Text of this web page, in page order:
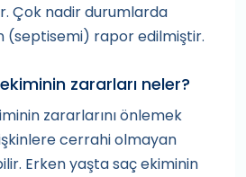
Çok nadir durumlarda
(septisemi) rapor edilmiştir.
zararları neler?
zararlarını önlemek
cerrahi olmayan
Erken yaşta saç ekiminin